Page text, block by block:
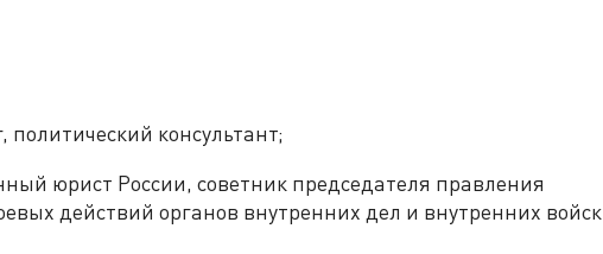
консультант;
юрист России, советник председателя правления
действий органов внутренних дел и внутренних войск